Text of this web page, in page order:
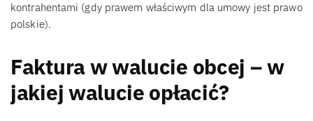
kontrahentami (gdy prawem właściwym dla umowy jest prawo
polskie).
Faktura w walucie obcej – w
jakiej walucie opłacić?